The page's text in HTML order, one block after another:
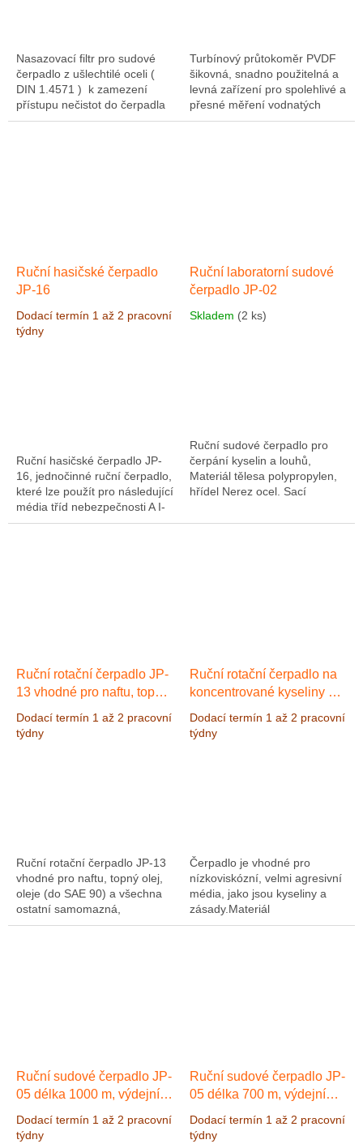
Nasazovací filtr pro sudové
čerpadlo z ušlechtilé oceli (
DIN 1.4571 ) k zamezení
přístupu nečistot do čerpadla
s otvory 1,5 x 12mm.
Turbínový průtokoměr PVDF
šikovná, snadno použitelná a
levná zařízení pro spolehlivé a
přesné měření vodnatých
médií podobných vodě a v
Ruční hasičské čerpadlo
JP-16
Dodací termín 1 až 2 pracovní
týdny
Ruční hasičské čerpadlo JP-
16, jednočinné ruční čerpadlo,
které lze použít pro následující
média tříd nebezpečnosti A I-
III: Nafta, topný olej, palivo
Ruční laboratorní sudové
čerpadlo JP-02
Skladem (2 ks)
Ruční sudové čerpadlo pro
čerpání kyselin a louhů,
Materiál tělesa polypropylen,
hřídel Nerez ocel. Sací
340-900 mm. Ruční páka
Ruční rotační čerpadlo JP-
13 vhodné pro naftu, topný
všechna ostatní
Dodací termín 1 až 2 pracovní
týdny
Ruční rotační čerpadlo JP-13
vhodné pro naftu, topný olej,
oleje (do SAE 90) a všechna
ostatní samomazná,
neagresivní a nehořlavá
Ruční rotační čerpadlo na
koncentrované kyseliny a
JP-08
Dodací termín 1 až 2 pracovní
týdny
Čerpadlo je vhodné pro
nízkoviskózní, velmi agresivní
média, jako jsou kyseliny a
zásady.Materiál
čerpadla: PVDFTěsnění: PTFE
Ruční sudové čerpadlo JP-
05 délka 1000 m, výdejní
Dodací termín 1 až 2 pracovní
týdny
Ruční sudové čerpadlo JP-
05 délka 700 m, výdejní
Dodací termín 1 až 2 pracovní
týdny